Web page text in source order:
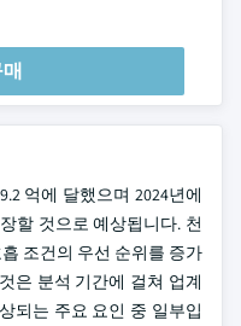
억에 달했으며 2024년에
할 것으로 예상됩니다. 천
조건의 우선 순위를 증가
은 분석 기간에 걸쳐 업계
되는 주요 요인 중 일부입